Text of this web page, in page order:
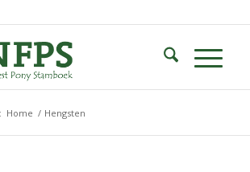
Home / Hengsten